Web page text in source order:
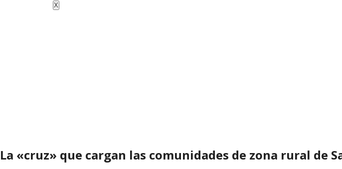
X
La «cruz» que cargan las comunidades de zona rural de